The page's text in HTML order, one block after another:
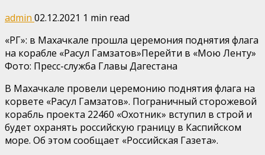
admin 02.12.2021 1 min read
«РГ»: в Махачкале прошла церемония поднятия флага
на корабле «Расул Гамзатов»Перейти в «Мою Ленту»
Фото: Пресс-служба Главы Дагестана
В Махачкале провели церемонию поднятия флага на
корвете «Расул Гамзатов». Пограничный сторожевой
корабль проекта 22460 «Охотник» вступил в строй и
будет охранять российскую границу в Каспийском
море. Об этом сообщает «Российская Газета».